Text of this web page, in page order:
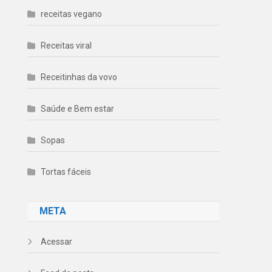
receitas vegano
Receitas viral
Receitinhas da vovo
Saúde e Bem estar
Sopas
Tortas fáceis
META
Acessar